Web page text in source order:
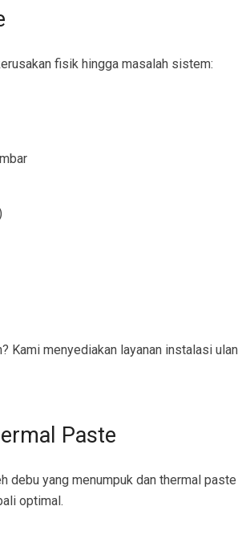
fisik hingga masalah sistem:
Kami menyediakan layanan instalasi
Paste
yang menumpuk dan thermal
optimal.